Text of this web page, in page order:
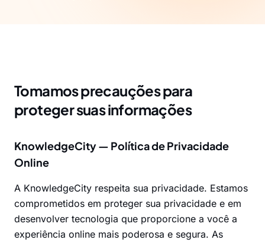
Tomamos precauções para
proteger suas informações
KnowledgeCity — Política de Privacidade
Online
A KnowledgeCity respeita sua privacidade. Estamos
comprometidos em proteger sua privacidade e em
desenvolver tecnologia que proporcione a você a
experiência online mais poderosa e segura. As